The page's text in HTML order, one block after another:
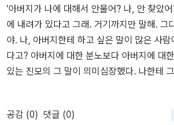
'아버지가 나에 대해서 안물어? 나, 안 찾았
에 내려가 있다고 그래. 거기까지만 말해. 그
야. 나, 아버지한테 하고 싶은 말이 많은 사
다고? 아버지에 대한 분노보다 아버지에 대
있는 진모의 그 말이 의미심장했다. 나한테
마 아버지는 그랬을 것이다. 나를사랑한 방
도 그렇게 사랑했을 테니까.- P276
공감 (0) 댓글 (0)